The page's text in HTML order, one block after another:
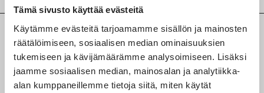
Tämä sivusto käyttää evästeitä
Käytämme evästeitä tarjoamamme sisällön ja mainosten
räätälöimiseen, sosiaalisen median ominaisuuksien
tukemiseen ja kävijämäärämme analysoimiseen. Lisäksi
jaamme sosiaalisen median, mainosalan ja analytiikka-
alan kumppaneillemme tietoja siitä, miten käytät
Mitä tekstiili- ja vaatealan tuotantoa tai
palvelua yritys tekee?
Muu tekstiili-ja vaatealan valmistusvaihe